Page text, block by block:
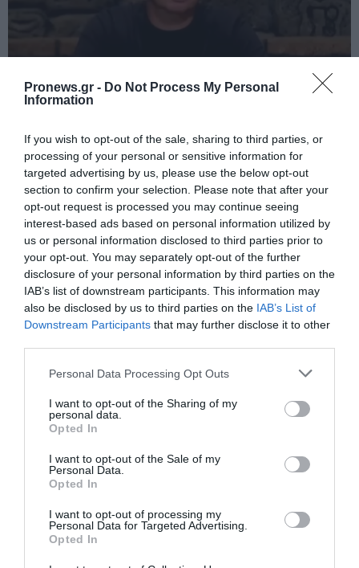
Pronews.gr - Do Not Process My Personal
Information
If you wish to opt-out of the sale, sharing to third parties, or
processing of your personal or sensitive information for
targeted advertising by us, please use the below opt-out
section to confirm your selection. Please note that after your
opt-out request is processed you may continue seeing
interest-based ads based on personal information utilized by
us or personal information disclosed to third parties prior to
your opt-out. You may separately opt-out of the further
disclosure of your personal information by third parties on the
IAB’s list of downstream participants. This information may
also be disclosed by us to third parties on the IAB’s List of
Downstream Participants that may further disclose it to other
Please note that this website/app uses one or more Google
not limited to your visit or usage behaviour. You may click to
grant or deny consent to Google and its third-party tags to
use your data for below specified purposes in below Google
consent section.
Personal Data Processing Opt Outs
I want to opt-out of the Sharing of my
personal data.
Opted In
I want to opt-out of the Sale of my
Personal Data.
Opted In
I want to opt-out of processing my
Personal Data for Targeted Advertising.
Opted In
Ο Α.Ιλιτζαλί έστειλε εξώδικο για να
«φιμώσει» τον Γ.Μαλλιαρό: «Σταμάτα
να μιλάς για τον τραυματισμό του
Σ.Φλώρου»
21.05.2026 | 14:10
PRONEWS.GR /ΕΣΩΤΕΡΙΚΗ ΑΣΦΑΛΕΙΑ
Χειροπέδες σε 27χρονο Τούρκο
διακινητή ναρκωτικών στη
Θεσσαλονίκη: Είχε εκδοθεί διεθνές